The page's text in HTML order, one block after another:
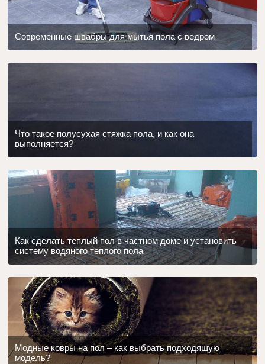
Современные швабры для мытья пола с ведром
Что такое полусухая стяжка пола, и как она
выполняется?
Как сделать теплый пол в частном доме и установить
систему водяного теплого пола
Модные ковры на пол – как выбрать подходящую
модель?